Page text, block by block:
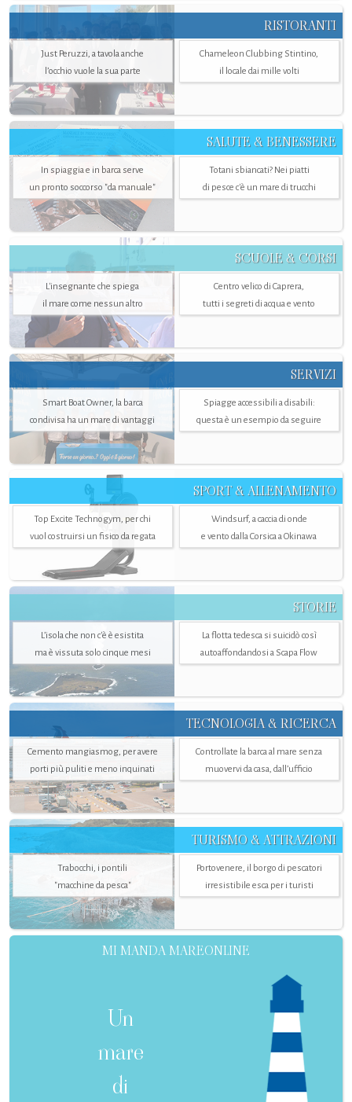
RISTORANTI
Just Peruzzi, a tavola anche
l’occhio vuole la sua parte
Chameleon Clubbing Stintino,
il locale dai mille volti
SALUTE & BENESSERE
In spiaggia e in barca serve
un pronto soccorso "da manuale"
Totani sbiancati? Nei piatti
di pesce c'è un mare di trucchi
SCUOLE & CORSI
L'insegnante che spiega
il mare come nessun altro
Centro velico di Caprera,
tutti i segreti di acqua e vento
SERVIZI
Smart Boat Owner, la barca
condivisa ha un mare di vantaggi
Spiagge accessibili a disabili:
questa è un esempio da seguire
SPORT & ALLENAMENTO
Top Excite Technogym, per chi
vuol costruirsi un fisico da regata
Windsurf, a caccia di onde
e vento dalla Corsica a Okinawa
STORIE
L’isola che non c'è è esistita
ma è vissuta solo cinque mesi
La flotta tedesca si suicidò così
autoaffondandosi a Scapa Flow
TECNOLOGIA & RICERCA
Cemento mangiasmog, per avere
porti più puliti e meno inquinati
Controllate la barca al mare senza
muovervi da casa, dall’ufficio
TURISMO & ATTRAZIONI
Trabocchi, i pontili
"macchine da pesca"
Portovenere, il borgo di pescatori
irresistibile esca per i turisti
MI MANDA MAREONLINE
Un
mare
di